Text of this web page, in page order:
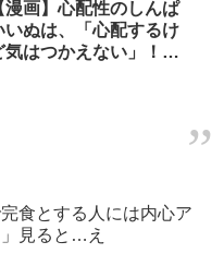
漫画】心配性のしんぱ
いぬは、「心配するけ
気はつかえない」！？
完食とする人には内心ア
見ると…え